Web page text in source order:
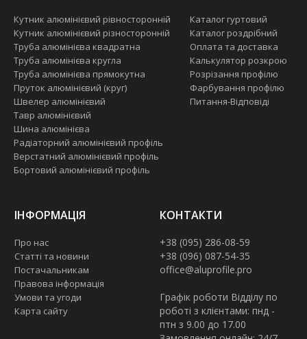
Кутник алюмінієвий рівносторонній
Кутник алюмінієвий різносторонній
Труба алюмінієва квадратна
Труба алюмінієва кругла
Труба алюмінієва прямокутна
Пруток алюмінієвий (круг)
Швелер алюмінієвий
Тавр алюмінієвий
Шина алюмінієва
Радіаторний алюмінієвий профіль
Верстатний алюмінієвий профіль
Бортовий алюмінієвий профіль
Каталог гуртовий
Каталог роздрібний
Оплата та доставка
Калькулятор розкрою
Розрізання профілю
Фарбування профілю
Питання-Відповіді
ІНФОРМАЦІЯ
Про нас
Статті та новини
Постачальникам
Правова інформація
Умови та угоди
Карта сайту
КОНТАКТИ
+38 (095) 286-08-59
+38 (096) 087-54-35
office@aluprofile.pro
Графік роботи Відділу по
роботі з клієнтами: пнд -
птн з 9.00 до 17.00